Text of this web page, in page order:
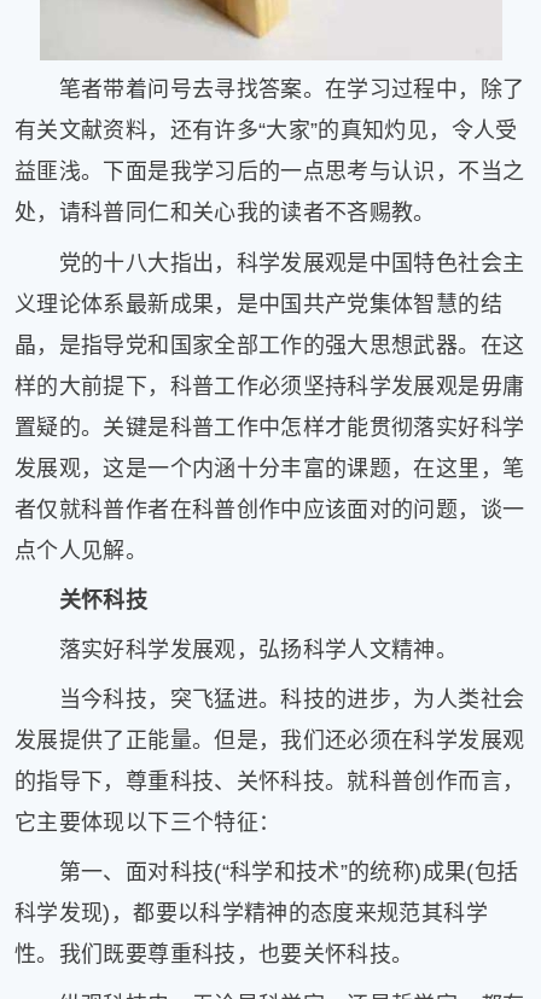
言
奇
趣
问
片
滚
动
更
多
﹥
笔者带着问号去寻找答案。在学习过程中，除了
有关文献资料，还有许多“大家”的真知灼见，令人受
益匪浅。下面是我学习后的一点思考与认识，不当之
处，请科普同仁和关心我的读者不吝赐教。
党的十八大指出，科学发展观是中国特色社会主
义理论体系最新成果，是中国共产党集体智慧的结
晶，是指导党和国家全部工作的强大思想武器。在这
样的大前提下，科普工作必须坚持科学发展观是毋庸
置疑的。关键是科普工作中怎样才能贯彻落实好科学
发展观，这是一个内涵十分丰富的课题，在这里，笔
者仅就科普作者在科普创作中应该面对的问题，谈一
点个人见解。
关怀科技
落实好科学发展观，弘扬科学人文精神。
当今科技，突飞猛进。科技的进步，为人类社会
发展提供了正能量。但是，我们还必须在科学发展观
的指导下，尊重科技、关怀科技。就科普创作而言，
它主要体现以下三个特征：
第一、面对科技(“科学和技术”的统称)成果(包括
科学发现)，都要以科学精神的态度来规范其科学
性。我们既要尊重科技，也要关怀科技。